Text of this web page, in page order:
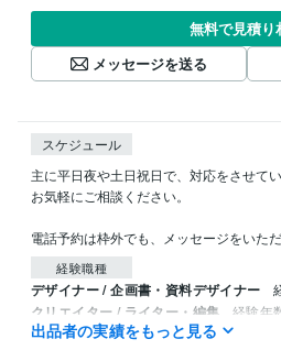
無料で見積り
メッセージを送る
スケジュール
主に平日夜や土日祝日で、対応をさせてい
お気軽にご相談ください。
電話予約は枠外でも、メッセージをいた
経験職種
デザイナー / 企画書・資料デザイナー
クリエイター / ライター・編集 経験年
クリエイター / 作家 経験年数 : 10年
出品者の実績をもっと見る